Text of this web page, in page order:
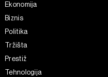
Ekonomija
Biznis
Politika
Tržišta
Prestiž
Tehnologija